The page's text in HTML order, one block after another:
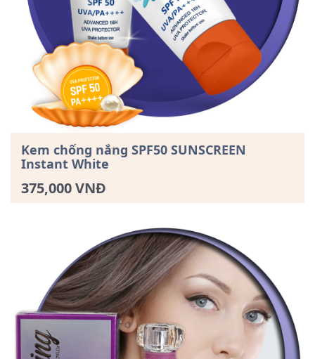
Kem chống nắng SPF50 SUNSCREEN
Instant White
375,000 VNĐ